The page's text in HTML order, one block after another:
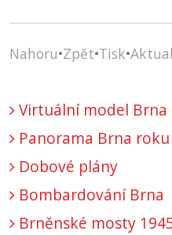
Nahoru•Zpět•Tisk•
Virtuální model Brna
Panorama Brna roku
Dobové plány
Bombardování Brna
Brněnské mosty